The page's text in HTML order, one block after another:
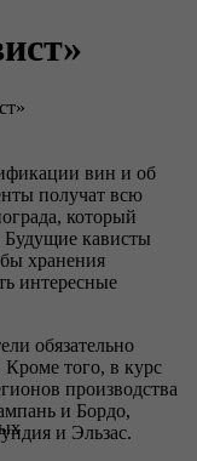
вин и об
получат всю
который
кависты
хранения
интересные
обязательно
Кроме того, в курс
производства
и Бордо,
и Эльзас.